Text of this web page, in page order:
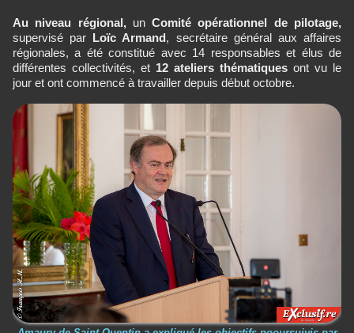
Au niveau régional,unComité opérationnel de pilotage,
supervisé par Loïc Armand, secrétaire général aux affaires
régionales, a été constitué avec 14 responsables et élus de
différentes collectivités, et 12 ateliers thématiques ont vu le
jour et ont commencé à travailler depuis début octobre.